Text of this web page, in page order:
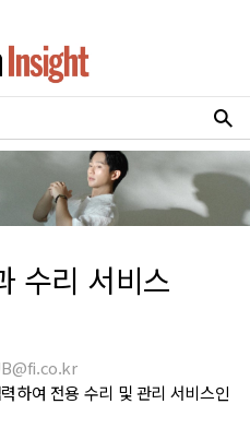
수리 서비스
하여 전용 수리 및 관리 서비스인